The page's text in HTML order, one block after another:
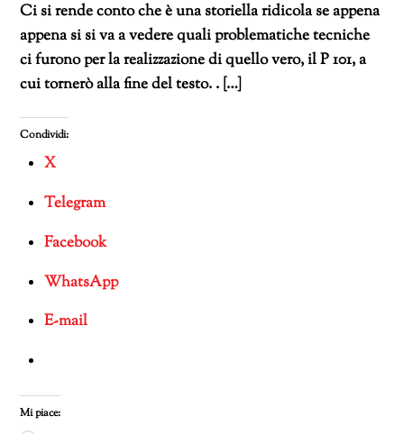
Ci si rende conto che è una storiella ridicola se appena
appena si si va a vedere quali problematiche tecniche
ci furono per la realizzazione di quello vero, il P 101, a
cui tornerò alla fine del testo. . […]
Condividi:
X
Telegram
Facebook
WhatsApp
E-mail
Mi piace: